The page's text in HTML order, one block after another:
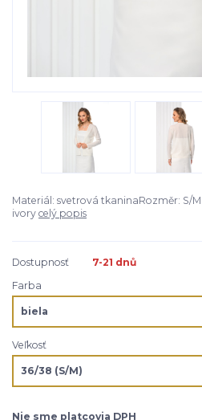
Materiál: svetrová tkaninaRozměr: S/M
ivory celý popis
Dostupnosť
7-21 dnů
Farba
Veľkosť
Nie sme platcovia DPH